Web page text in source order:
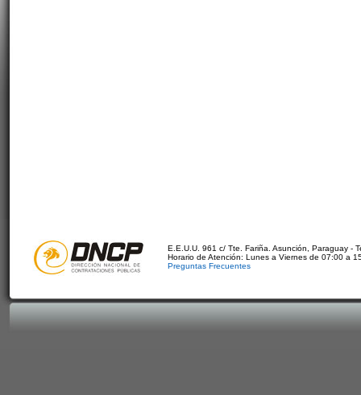
E.E.U.U. 961 c/ Tte. Fariña. Asunción, Paraguay -
Horario de Atención: Lunes a Viernes de 07:00 a
Preguntas Frecuentes